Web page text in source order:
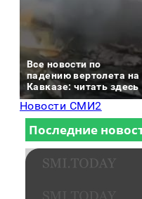
Все новости по
падению вертолета на
Кавказе: читать здесь
Новости СМИ2